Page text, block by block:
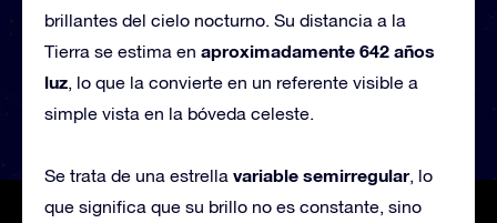
brillantes del cielo nocturno. Su distancia a la
Tierra se estima en aproximadamente 642 años
luz, lo que la convierte en un referente visible a
simple vista en la bóveda celeste.
Se trata de una estrella variable semirregular, lo
que significa que su brillo no es constante, sino